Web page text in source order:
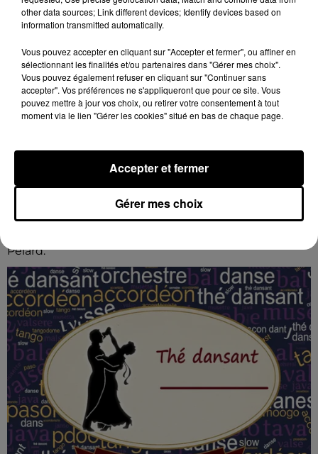
16h48
BOUVILLE - FÊTE DU MOULIN PELARD
Dimanche 30 août de 8h00 à 18h00 à Bois-de-
Pelard.
other data sources; Link different devices; Identify devices based on
information transmitted automatically.
Vous pouvez accepter en cliquant sur "Accepter et fermer", ou affiner en
sélectionnant les finalités et/ou partenaires dans "Gérer mes choix".
Vous pouvez également refuser en cliquant sur "Continuer sans
accepter". Vos préférences ne s'appliqueront que pour ce site. Vous
pouvez mettre à jour vos choix, ou retirer votre consentement à tout
moment via le lien "Gérer les cookies" situé en bas de chaque page.
Gérer mes choix
Accepter et fermer